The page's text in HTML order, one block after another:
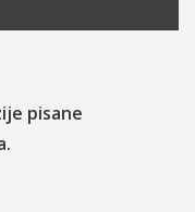
pisane